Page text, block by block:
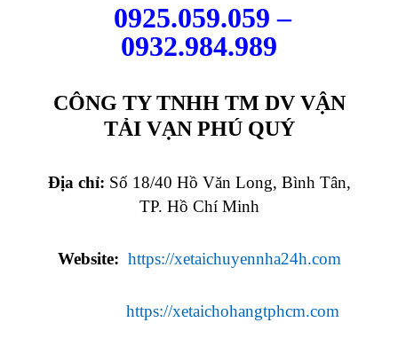
0925.059.059 –
0932.984.989
CÔNG TY TNHH TM DV VẬN
TẢI VẠN PHÚ QUÝ
Địa chỉ: Số 18/40 Hồ Văn Long, Bình Tân,
TP. Hồ Chí Minh
Website: https://xetaichuyennha24h.com
https://xetaichohangtphcm.com